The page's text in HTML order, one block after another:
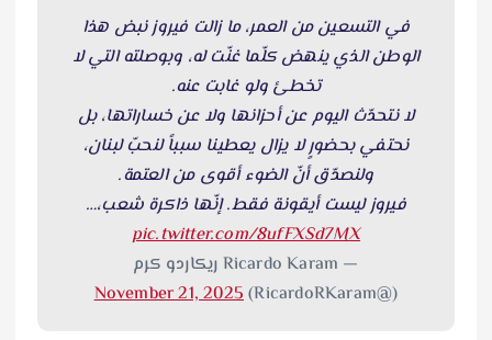
في التسعين من العمر، ما زالت فيروز نبض هذا
الوطن الذي ينهض كلّما غنّت له، وبوصلته التي لا
تخطئ ولو غابت عنه.
لا نتحدّث اليوم عن أحزانها ولا عن خساراتها، بل
نحتفي بحضورٍ لا يزال يعطينا سبباً لنحبّ لبنان،
ولنصدّق أنّ الضوء أقوى من العتمة.
فيروز ليست أيقونة فقط. إنّها ذاكرة شعب،…
pic.twitter.com/8ufFXSd7MX
— Ricardo Karam ريكاردو كرم
(@RicardoRKaram)
November 21, 2025